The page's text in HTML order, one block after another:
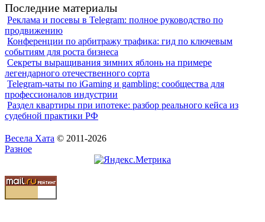
Последние материалы
Реклама и посевы в Telegram: полное руководство по
продвижению
Конференции по арбитражу трафика: гид по ключевым
событиям для роста бизнеса
Секреты выращивания зимних яблонь на примере
легендарного отечественного сорта
Telegram-чаты по iGaming и gambling: сообщества для
профессионалов индустрии
Раздел квартиры при ипотеке: разбор реального кейса из
судебной практики РФ
Весела Хата © 2011-2026
Разное